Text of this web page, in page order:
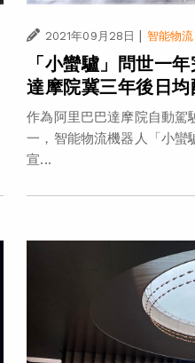
2021年09月28日 智能物流
「小蠻驢」問世一
達摩院冀三年後日
作為阿里巴巴達摩院自動駕
一，智能物流機器人「小蠻
宣...